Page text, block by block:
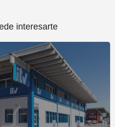
interesarte